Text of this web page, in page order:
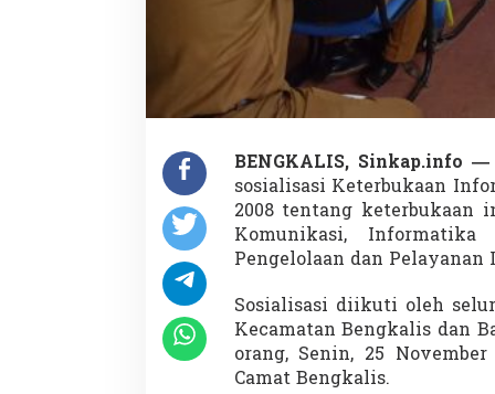
o
n
P
I
D
n
k
a
D
BENGKALIS, Sinkap.info —
sosialisasi Keterbukaan
2008 tentang keterbukaan
Komunikasi,
Pengelolaan dan
Sosialisasi diikuti oleh
Kecamatan Bengkalis dan
orang, Senin, 25
Camat Bengkalis.